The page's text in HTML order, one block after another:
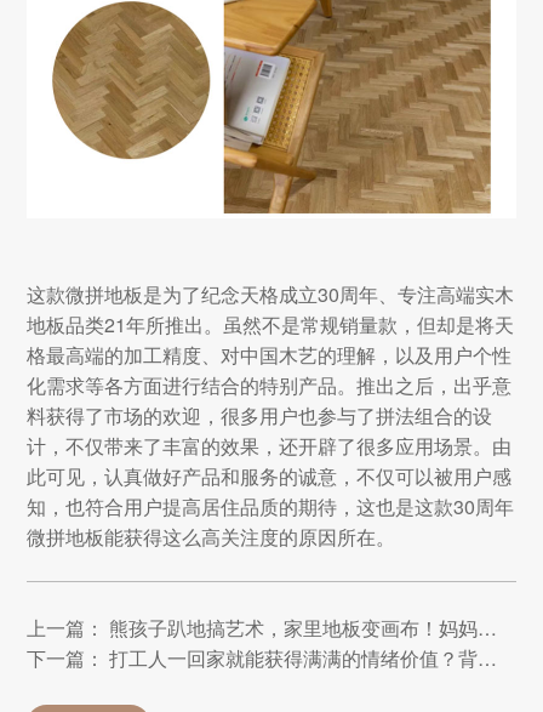
这款微拼地板是为了纪念天格成立30周年、专注高端实木
地板品类21年所推出。虽然不是常规销量款，但却是将天
格最高端的加工精度、对中国木艺的理解，以及用户个性
化需求等各方面进行结合的特别产品。推出之后，出乎意
料获得了市场的欢迎，很多用户也参与了拼法组合的设
计，不仅带来了丰富的效果，还开辟了很多应用场景。由
此可见，认真做好产品和服务的诚意，不仅可以被用户感
知，也符合用户提高居住品质的期待，这也是这款30周年
微拼地板能获得这么高关注度的原因所在。
上一篇： 熊孩子趴地搞艺术，家里地板变画布！妈妈：幸好当初买的是天格
下一篇： 打工人一回家就能获得满满的情绪价值？背后的秘密竟然是它…